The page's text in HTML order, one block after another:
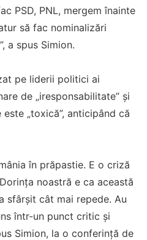
PSD, PNL, mergem înainte
să fac nominalizări
a spus Simion.
pe liderii politici ai
de „iresponsabilitate” și
„toxică”, anticipând că
în prăpastie. E o criză
noastră e ca această
sfârșit cât mai repede. Au
într-un punct critic și
Simion, la o conferință de